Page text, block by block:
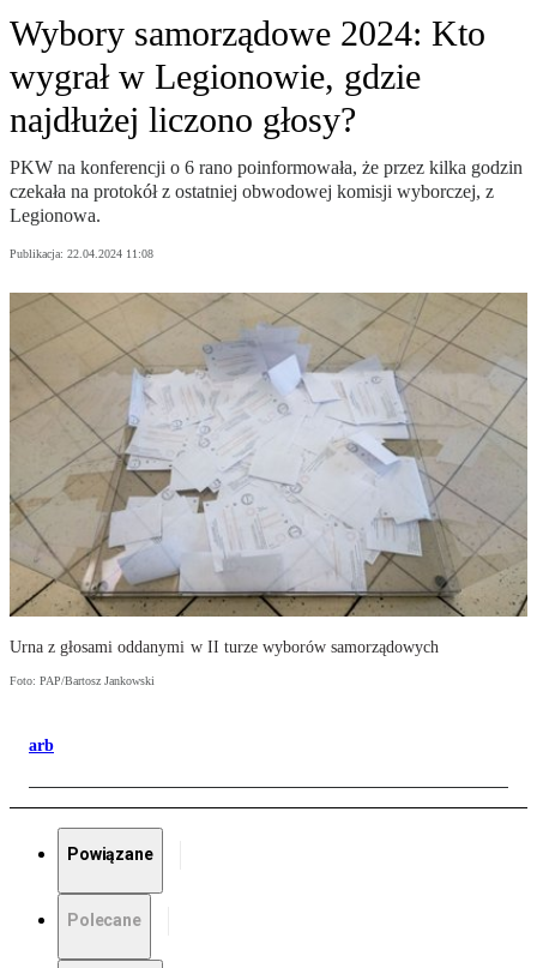
Wybory samorządowe 2024: Kto
wygrał w Legionowie, gdzie
najdłużej liczono głosy?
PKW na konferencji o 6 rano poinformowała, że przez kilka godzin
czekała na protokół z ostatniej obwodowej komisji wyborczej, z
Legionowa.
Publikacja: 22.04.2024 11:08
Urna z głosami oddanymi w II turze wyborów samorządowych
Foto: PAP/Bartosz Jankowski
arb
Powiązane
Polecane